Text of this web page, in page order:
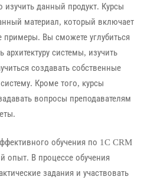
изучить данный продукт. Курсы
материал, который включает
примеры. Вы сможете углубиться
системы, изучить
создавать собственные
Кроме того, курсы
вопросы преподавателям
обучения по 1C CRM
опыт. В процессе обучения
задания и участвовать